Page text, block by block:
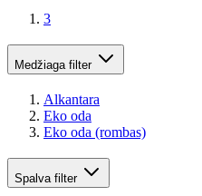
3
Medžiaga filter
Alkantara
Eko oda
Eko oda (rombas)
Spalva filter